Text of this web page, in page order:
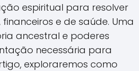
espiritual para resolver
e de saúde. Uma
ancestral e poderes
necessária para
exploraremos como